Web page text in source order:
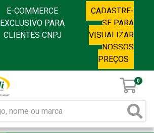
E-COMMERCE
EXCLUSIVO PARA
CLIENTES CNPJ
CADASTRE-
SE PARA
VISUALIZAR
NOSSOS
PREÇOS
0